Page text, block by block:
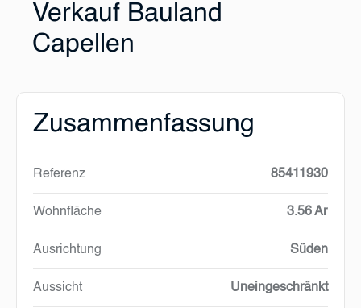
Verkauf Bauland
Capellen
Zusammenfassung
Referenz 85411930
Wohnfläche 3.56 Ar
Ausrichtung Süden
Aussicht Uneingeschränkt